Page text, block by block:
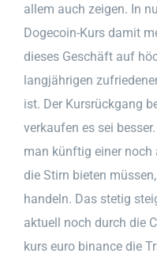
allem auch zeigen. In
Dogecoin-Kurs damit
dieses Geschäft auf
langjährigen
ist. Der Kursrückgang
verkaufen es sei
man künftig einer noch
die Stirn bieten
handeln. Das stetig
aktuell noch durch die
kurs euro binance die